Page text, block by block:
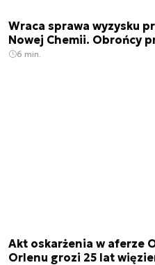
Wraca sprawa wyzysku
Nowej Chemii. Obrońcy
6 min.
Akt oskarżenia w aferze
Orlenu grozi 25 lat